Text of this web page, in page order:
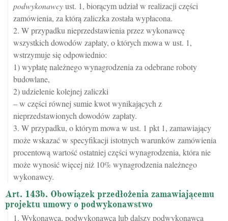
podwykonawcyust. 1, biorącym udział w realizacji części
zamówienia, za którą zaliczka została wypłacona.
2. W przypadku nieprzedstawienia przez wykonawcę
wszystkich dowodów zapłaty, o których mowa w ust. 1,
wstrzymuje się odpowiednio:
1) wypłatę należnego wynagrodzenia za odebrane roboty
budowlane,
2) udzielenie kolejnej zaliczki
– w części równej sumie kwot wynikających z
nieprzedstawionych dowodów zapłaty.
3. W przypadku, o którym mowa w ust. 1 pkt 1, zamawiający
może wskazać w specyfikacji istotnych warunków zamówienia
procentową wartość ostatniej części wynagrodzenia, która nie
może wynosić więcej niż 10% wynagrodzenia należnego
wykonawcy.
Art. 143b. Obowiązek przedłożenia zamawiającemu
projektu umowy o podwykonawstwo
1. Wykonawca, podwykonawca lub dalszy podwykonawca